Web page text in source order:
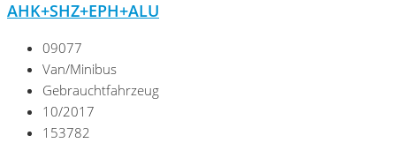
AHK+SHZ+EPH+ALU
09077
Van/Minibus
Gebrauchtfahrzeug
10/2017
153782